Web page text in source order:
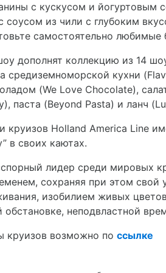
с кускусом и йогуртовым
соусом из чили с глубоким
самостоятельно
дополнят коллекцию из 14
средиземноморской кухни
(We Love Chocolate),
паста (Beyond Pasta) и ланч
круизов Holland America Line
в своих каютах.
лидер среди мировых
сохраняя при этом
изобилием живых
неподвластной
круизов возможно по ссылке